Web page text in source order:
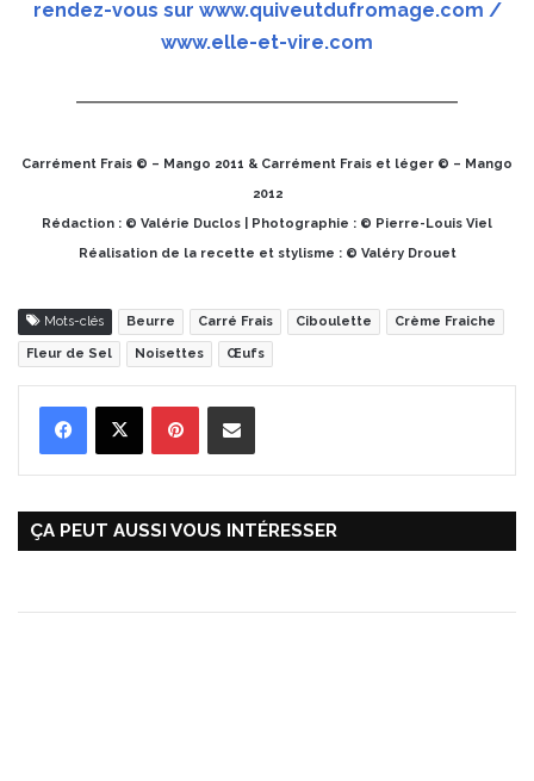
rendez-vous sur www.quiveutdufromage.com /
www.elle-et-vire.com
Carrément Frais © – Mango 2011 & Carrément Frais et léger © – Mango
2012
Rédaction : © Valérie Duclos | Photographie : © Pierre-Louis Viel
Réalisation de la recette et stylisme : © Valéry Drouet
Mots-clés Beurre Carré Frais Ciboulette Crème Fraiche
Fleur de Sel Noisettes Œufs
ÇA PEUT AUSSI VOUS INTÉRESSER